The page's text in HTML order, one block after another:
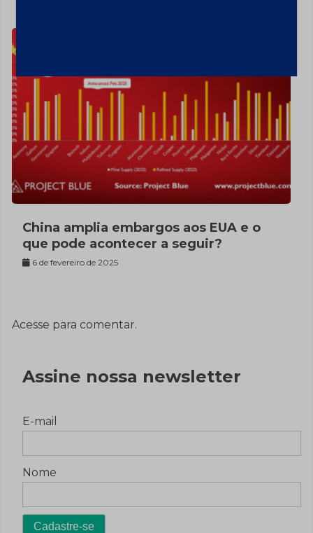
China amplia embargos aos EUA e o
que pode acontecer a seguir?
6 de fevereiro de 2025
Acesse para comentar.
Assine nossa newsletter
E-mail
Nome